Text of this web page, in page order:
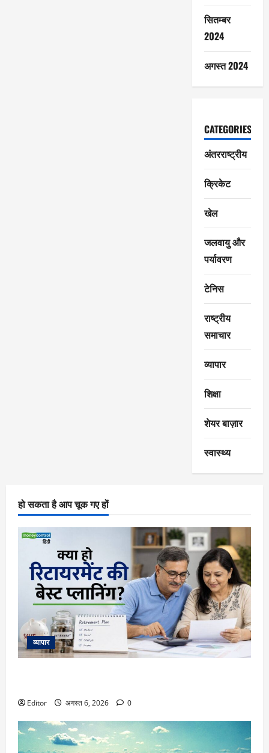
सितम्बर
2024
अगस्त 2024
CATEGORIES
अंतरराष्ट्रीय
क्रिकेट
खेल
जलवायु और
पर्यावरण
टेनिस
राष्ट्रीय
समाचार
व्यापार
शिक्षा
शेयर बाज़ार
स्वास्थ्य
हो सकता है आप चूक गए हों
व्यापार
Editor अगस्त 6, 2026 0